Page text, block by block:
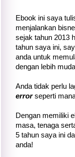
Ebook ini saya
menjalankan
sejak tahun 2013
tahun saya ini,
anda untuk
dengan lebih
Anda tidak perlu
errorseperti
Dengan memiliki
masa, tenaga
5 tahun saya ini
anda!